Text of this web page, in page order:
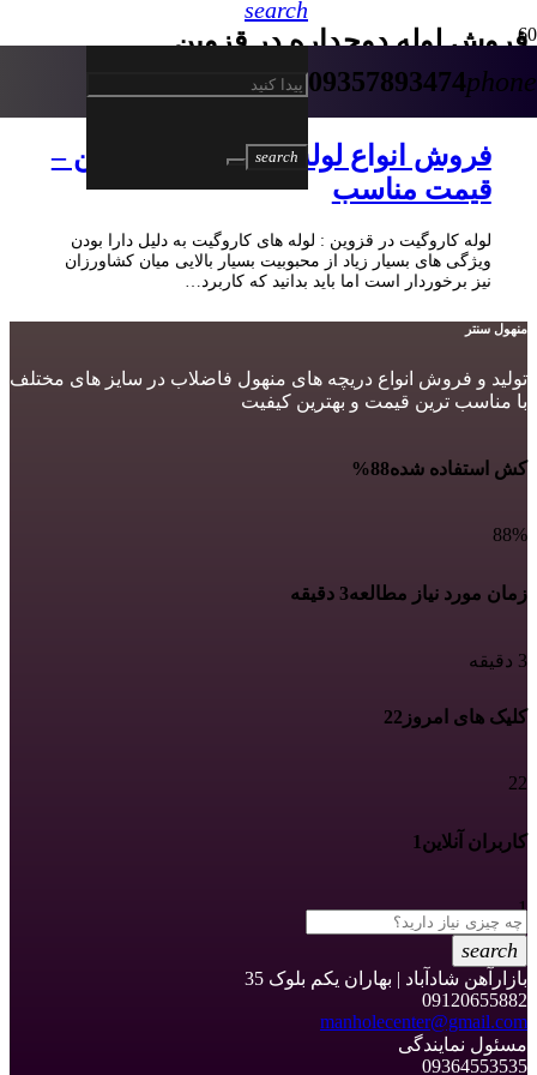
09357893474phone
search
search
فروش لوله دوجداره در قزوین
فروش انواع لوله کاروگیت در قزوین –
قیمت مناسب
لوله کاروگیت در قزوین : لوله های کاروگیت به دلیل دارا بودن
ویژگی های بسیار زیاد از محبوبیت بسیار بالایی میان کشاورزان
نیز برخوردار است اما باید بدانید که کاربرد…
منهول سنتر
تولید و فروش انواع دریچه های منهول فاضلاب در سایز های مختلف
با مناسب ترین قیمت و بهترین کیفیت
کش استفاده شده88%
88%
زمان مورد نیاز مطالعه3 دقیقه
3 دقیقه
کلیک های امروز 22
22
کاربران آنلاین 1
1
search
بازارآهن شادآباد | بهاران یکم بلوک 35
09120655882
manholecenter@gmail.com
مسئول نمایندگی
09364553535